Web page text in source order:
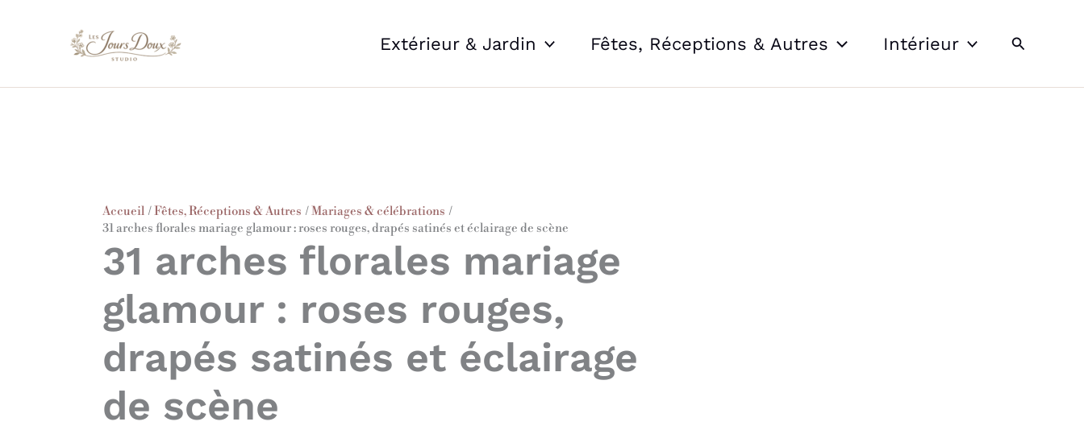
Extérieur & Jardin Fêtes, Réceptions & Autres Intérieur
Accueil Fêtes, Réceptions & Autres
Mariages & célébrations
31 arches florales mariage glamour : roses rouges, drapés satinés et éclairage de scène
31 arches florales mariage
glamour : roses rouges,
drapés satinés et éclairage
de scène